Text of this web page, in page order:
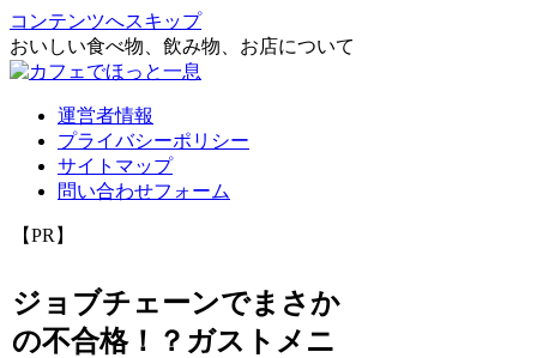
コンテンツへスキップ
おいしい食べ物、飲み物、お店について
運営者情報
プライバシーポリシー
サイトマップ
問い合わせフォーム
【PR】
ジョブチェーンでまさか
の不合格！？ガストメニ